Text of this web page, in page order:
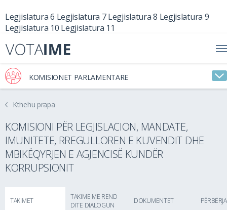
Legjislatura 6 Legjislatura 7 Legjislatura 8 Legjislatura 9
Legjislatura 10 Legjislatura 11
KOMISIONET PARLAMENTARE
Kthehu prapa
KOMISIONI PËR LEGJISLACION, MANDATE,
IMUNITETE, RREGULLOREN E KUVENDIT DHE
MBIKËQYRJEN E AGJENCISË KUNDËR
KORRUPSIONIT
TAKIMET
TAKIME ME REND
DITE DIALOGUN
DOKUMENTET PËRBËRJA